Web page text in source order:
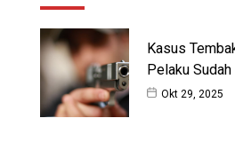
Kasus
Pelaku
Okt 29, 2025